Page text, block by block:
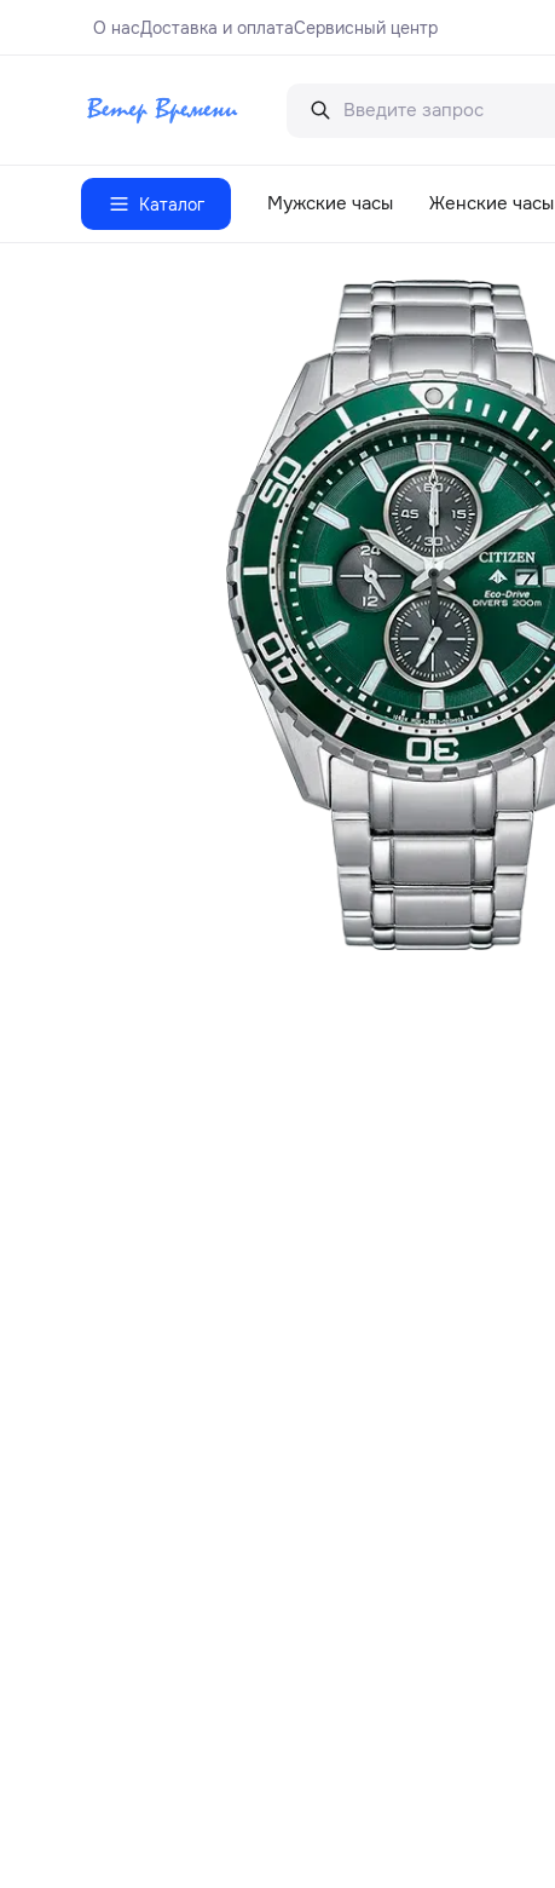
О насДоставка и оплатаСервисный центр
Каталог Мужские часы Женские часы